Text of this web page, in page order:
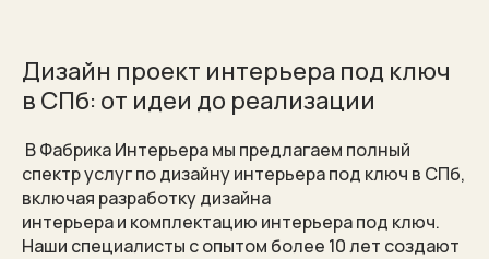
Дизайн проект интерьера под ключ
в СПб: от идеи до реализации
В Фабрика Интерьера мы предлагаем полный
спектр услуг по дизайну интерьера под ключ в СПб,
включая разработку дизайна
интерьера и комплектацию интерьера под ключ.
Наши специалисты с опытом более 10 лет создают